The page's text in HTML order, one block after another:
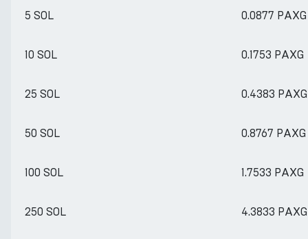
5 SOL 0.0877 PAXG
10 SOL 0.1753 PAXG
25 SOL 0.4383 PAXG
50 SOL 0.8767 PAXG
100 SOL 1.7533 PAXG
250 SOL 4.3833 PAXG